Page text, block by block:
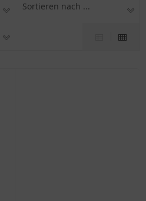
Sortieren nach ...